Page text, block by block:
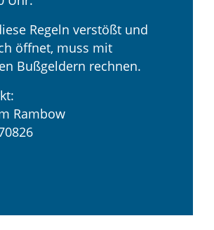
Regeln verstößt und
öffnet, muss mit
Bußgeldern rechnen.
Rambow